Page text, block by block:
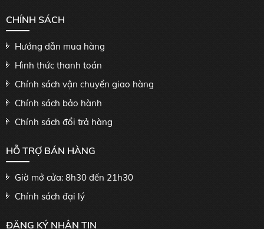
CHÍNH SÁCH
Hướng dẫn mua hàng
Hình thức thanh toán
Chính sách vận chuyển giao hàng
Chính sách bảo hành
Chính sách đổi trả hàng
HỖ TRỢ BÁN HÀNG
Giờ mở cửa: 8h30 đến 21h30
Chính sách đại lý
ĐĂNG KÝ NHẬN TIN